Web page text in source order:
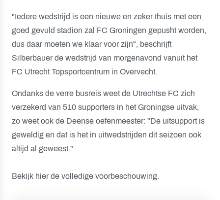
"Iedere wedstrijd is een nieuwe en zeker thuis met een
goed gevuld stadion zal FC Groningen gepusht worden,
dus daar moeten we klaar voor zijn", beschrijft
Silberbauer de wedstrijd van morgenavond vanuit het
FC Utrecht Topsportcentrum in Overvecht.
Ondanks de verre busreis weet de Utrechtse FC zich
verzekerd van 510 supporters in het Groningse uitvak,
zo weet ook de Deense oefenmeester: "De uitsupport is
geweldig en dat is het in uitwedstrijden dit seizoen ook
altijd al geweest."
Bekijk hier de volledige voorbeschouwing.